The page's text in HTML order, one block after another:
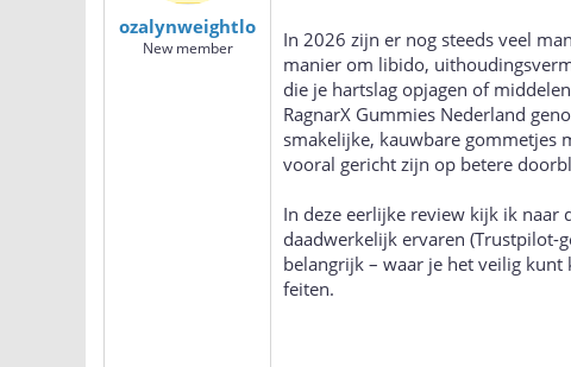
r
ozalynweightlo
New member
In 2026 zijn er nog steeds veel
manier om libido,
die je hartslag opjagen of
RagnarX Gummies Nederland
smakelijke, kauwbare gommetjes
vooral gericht zijn op betere
In deze eerlijke review kijk ik naar
daadwerkelijk ervaren (Trustpilot-
belangrijk – waar je het veilig kunt
feiten.